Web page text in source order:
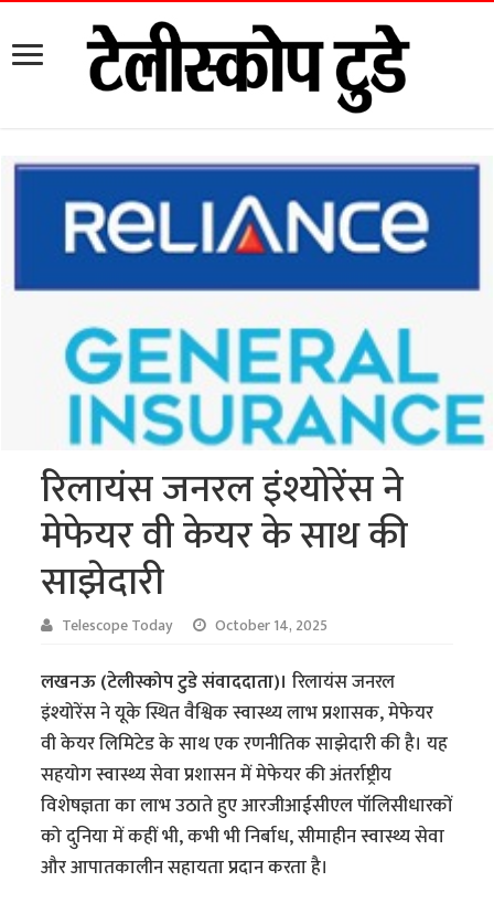
रिलायंस जनरल इंश्योरेंस ने
मेफेयर वी केयर के साथ की
साझेदारी
Telescope Today October 14, 2025
लखनऊ (टेलीस्कोप टुडे संवाददाता)।रिलायंस जनरल
इंश्योरेंस ने यूके स्थित वैश्विक स्वास्थ्य लाभ प्रशासक, मेफेयर
वी केयर लिमिटेड के साथ एक रणनीतिक साझेदारी की है। यह
सहयोग स्वास्थ्य सेवा प्रशासन में मेफेयर की अंतर्राष्ट्रीय
विशेषज्ञता का लाभ उठाते हुए आरजीआईसीएल पॉलिसीधारकों
को दुनिया में कहीं भी, कभी भी निर्बाध, सीमाहीन स्वास्थ्य सेवा
और आपातकालीन सहायता प्रदान करता है।